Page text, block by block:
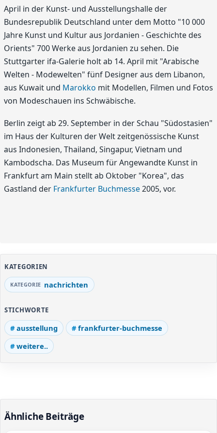
April in der Kunst- und Ausstellungshalle der
Bundesrepublik Deutschland unter dem Motto "10 000
Jahre Kunst und Kultur aus Jordanien - Geschichte des
Orients" 700 Werke aus Jordanien zu sehen. Die
Stuttgarter ifa-Galerie holt ab 14. April mit "Arabische
Welten - Modewelten" fünf Designer aus dem Libanon,
aus Kuwait und Marokko mit Modellen, Filmen und Fotos
von Modeschauen ins Schwäbische.
Berlin zeigt ab 29. September in der Schau "Südostasien"
im Haus der Kulturen der Welt zeitgenössische Kunst
aus Indonesien, Thailand, Singapur, Vietnam und
Kambodscha. Das Museum für Angewandte Kunst in
Frankfurt am Main stellt ab Oktober "Korea", das
Gastland der Frankfurter Buchmesse2005, vor.
KATEGORIEN
nachrichten
STICHWORTE
ausstellung
frankfurter-buchmesse
weitere..
Ähnliche Beiträge